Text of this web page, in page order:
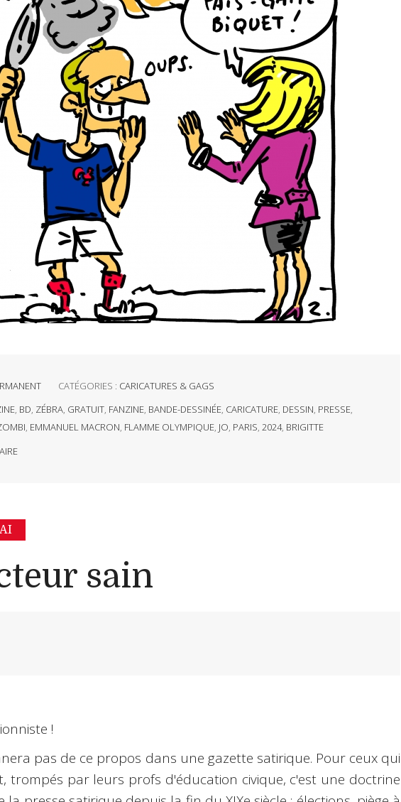
CATÉGORIES : CARICATURES & GAGS
, BD, ZÉBRA, GRATUIT, FANZINE, BANDE-DESSINÉE, CARICATURE, DESSIN, PRESSE,
, EMMANUEL MACRON, FLAMME OLYMPIQUE, JO, PARIS, 2024, BRIGITTE
sain
!
pas de ce propos dans une gazette satirique. Pour ceux qui
trompés par leurs profs d'éducation civique, c'est une doctrine